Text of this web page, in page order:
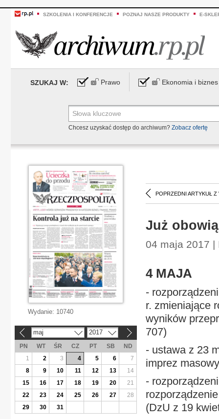
SZKOLENIA I KONFERENCJE POZNAJ NASZE PRODUKTY E-
SZUKAJ W: Prawo Ekonomia i biznes
Chcesz uzyskać dostęp do archiwum? Zobacz ofertę
POPRZEDNI ARTYKUŁ Z
Już
04 maja 2017 |
4 MAJA
-
r. zmieniające
wyników
707)
- ustawa z 23
imprez
-
(DzU z 19
Wydanie: 10740
maj 2017
PN WT ŚR CZ PT SB
ND
1
2 3 4 5 6
7
8
9 10 11 12 13
14
15
16 17 18 19 20
21
22
23 24 25 26 27
28
29
30 31